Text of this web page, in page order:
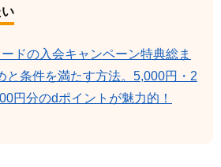
ドの入会キャンペーン特典総ま
と条件を満たす方法。5,000円・2
円分のdポイントが魅力的！